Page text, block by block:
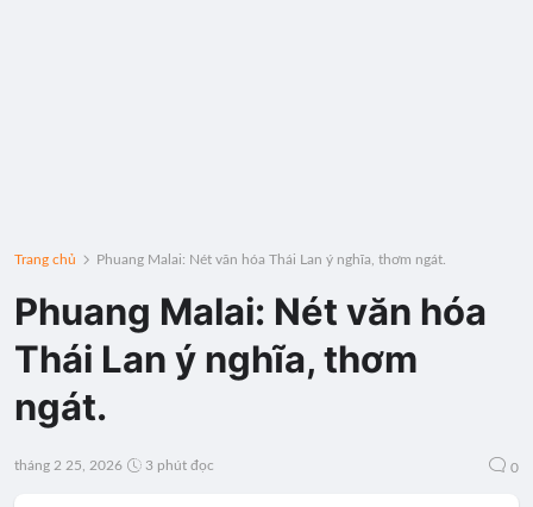
Trang chủ Phuang Malai: Nét văn hóa Thái Lan ý nghĩa, thơm ngát.
Phuang Malai: Nét văn hóa
Thái Lan ý nghĩa, thơm
ngát.
tháng 2 25, 2026 3 phút đọc 0